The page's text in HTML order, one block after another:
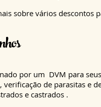
sobre vários descontos
por um DVM para
de parasitas e
e castrados .